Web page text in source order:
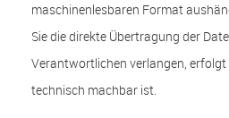
maschinenlesbaren Format
Sie die direkte Übertragung der
Verantwortlichen verlangen, erfolgt
technisch machbar ist.